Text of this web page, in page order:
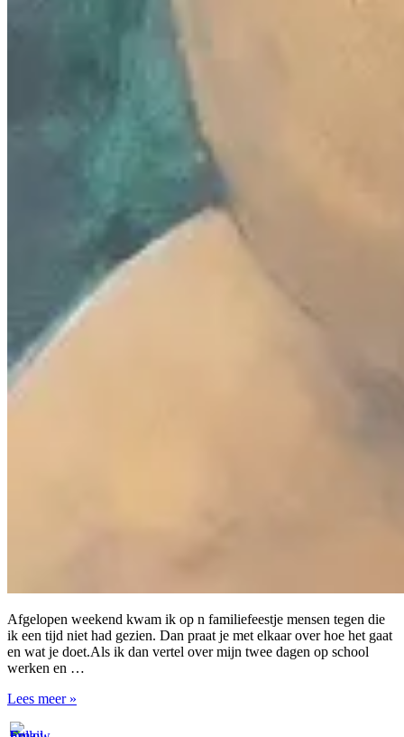
Afgelopen weekend kwam ik op n familiefeestje mensen tegen die
ik een tijd niet had gezien. Dan praat je met elkaar over hoe het gaat
en wat je doet.Als ik dan vertel over mijn twee dagen op school
werken en …
Kiezen
Lees meer »